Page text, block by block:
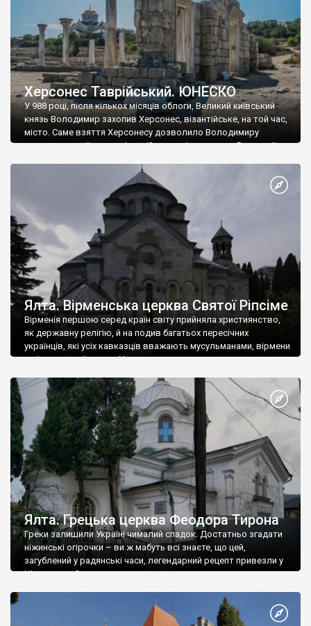
Херсонес Таврійський. ЮНЕСКО
У 988 році, після кількох місяців облоги, Великий київський
князь Володимир захопив Херсонес, візантійське, на той час,
місто. Саме взяття Херсонесу дозволило Володимиру
диктувати свої умови візантійському імператору Василю ІІ, та
Херсонесі Володимир-язичник, став Василем-християнином.
А потім було Хрещення Русі. На честь Херсонесу Таврійського
Ялта. Вірменська церква Святої Ріпсіме
Вірменія першою серед країн світу прийняла християнство,
як державну релігію, й на подив багатьох пересічних
українців, які усіх кавказців вважають мусульманами, вірмени
є відданими вірянами Христа
Ялта. Грецька церква Феодора Тирона
Греки залишили Україні чималий спадок. Достатньо згадати
ніжинські огірочки – ви ж мабуть всі знаєте, що цей,
загублений у радянські часи, легендарний рецепт привезли у
Ніжин греки?